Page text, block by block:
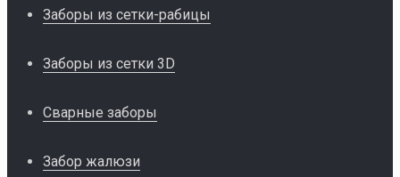
Заборы из сетки-рабицы
Заборы из сетки 3D
Сварные заборы
Забор жалюзи